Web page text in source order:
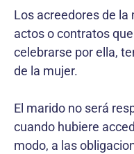
Los acreedores de
actos o contratos
celebrarse por ella,
de la mujer.
El marido no será
cuando hubiere
modo, a las